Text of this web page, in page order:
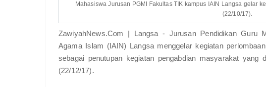
Mahasiswa Jurusan PGMI Fakultas TIK kampus IAIN Langsa gelar
(22/10/17).
ZawiyahNews.Com | Langsa - Jurusan Pendidikan Guru
Agama Islam (IAIN) Langsa menggelar kegiatan
sebagai penutupan kegiatan pengabdian masyarakat
(22/12/17).